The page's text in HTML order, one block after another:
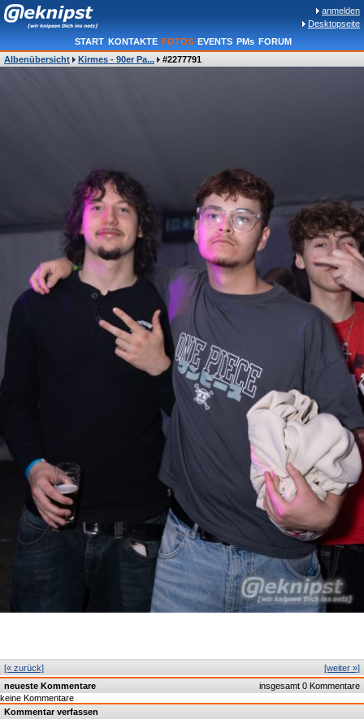
anmelden
Desktopseite
START KONTAKTE FOTOS EVENTS PMs FORUM
Albenübersicht
Kirmes - 90er Pa... #2277791
[weiter »]
[« zurück]
insgesamt 0 Kommentare
neueste Kommentare
keine Kommentare
Kommentar verfassen